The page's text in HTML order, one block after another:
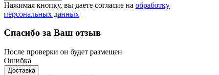
Нажимая кнопку, вы даете согласие на обработку
персональных данных
Спасибо за Ваш отзыв
После проверки он будет размещен
Ошибка
Доставка